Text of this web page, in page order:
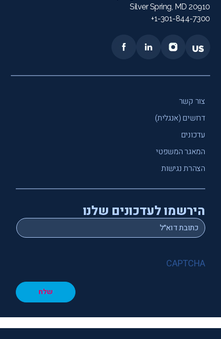
Silver Spring, MD 20910
1-301-844-7300+
צור קשר
דרושים (אנגלית)
עדכונים
המאגר המשפטי
הצהרת נגישות
הירשמו לעדכונים שלנו
Email
*
CAPTCHA
שלח